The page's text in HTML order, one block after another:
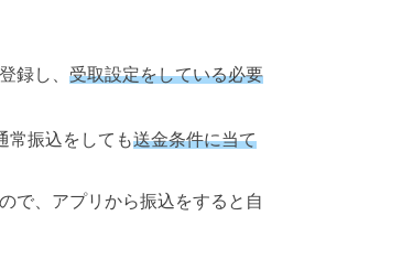
録し、 受取設定をしている必要
常振込をしても送金条件に当て
で、アプリから振込をすると自